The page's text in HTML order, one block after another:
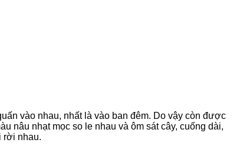
vào nhau, nhất là vào ban đêm. Do vậy còn được
nâu nhạt mọc so le nhau và ôm sát cây, cuống dài,
rời nhau.